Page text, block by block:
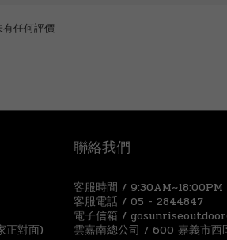
有任何評價
正對面)
聯絡我們
客服時間 / 9:30AM~18:00PM
客服電話 / 05 - 2844847
電子信箱 /
雲嘉南總公司 / 600 嘉義市西